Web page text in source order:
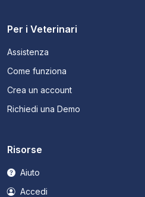
Per i Veterinari
Assistenza
Come funziona
Crea un account
Richiedi una Demo
Risorse
Aiuto
Accedi